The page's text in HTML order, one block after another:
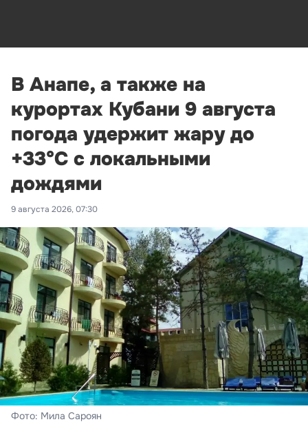
В Анапе, а также на
курортах Кубани 9 августа
погода удержит жару до
+33°С с локальными
дождями
9 августа 2026, 07:30
Фото: Мила Сароян